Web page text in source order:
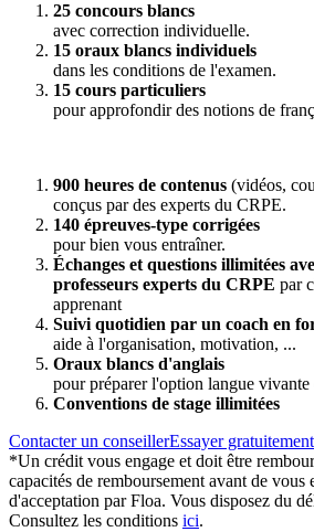
25 concours blancs
avec correction individuelle.
15 oraux blancs individuels
dans les conditions de l'examen.
15 cours particuliers
pour approfondir des notions de
900 heures de contenus (vidéos,
conçus par des experts du CRPE.
140 épreuves-type corrigées
pour bien vous entraîner.
Échanges et questions illimitées
professeurs experts du CRPE par
apprenant
Suivi quotidien par un coach en
aide à l'organisation, motivation, ...
Oraux blancs d'anglais
pour préparer l'option langue vivante
Conventions de stage illimitées
Contacter un conseillerEssayer gratuitement
*Un crédit vous engage et doit être
capacités de remboursement avant de vous
d'acceptation par Floa. Vous disposez du
Consultez les conditions ici.